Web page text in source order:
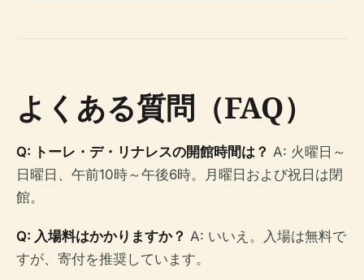
よくある質問（FAQ）
Q: トーレ・デ・リナレスの開館時間は？ A: 火曜日～
日曜日、午前10時～午後6時。月曜日および祝日は閉
館。
Q: 入場料はかかりますか？ A: いいえ。入場は無料で
すが、寄付を推奨しています。